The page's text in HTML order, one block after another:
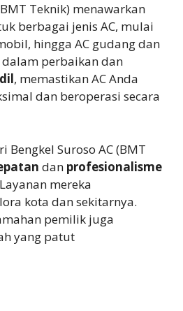
Teknik) menawarkan
berbagai jenis AC, mulai
hingga AC gudang dan
perbaikan dan
, memastikan AC Anda
dan beroperasi secara
Bengkel Suroso AC (BMT
dan profesionalisme
mereka
kota dan sekitarnya.
pemilik juga
yang patut